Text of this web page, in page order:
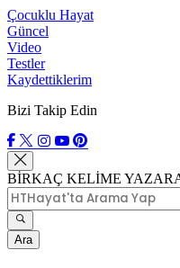
Çocuklu Hayat
Güncel
Video
Testler
Kaydettiklerim
Bizi Takip Edin
BİRKAÇ KELİME
Ara